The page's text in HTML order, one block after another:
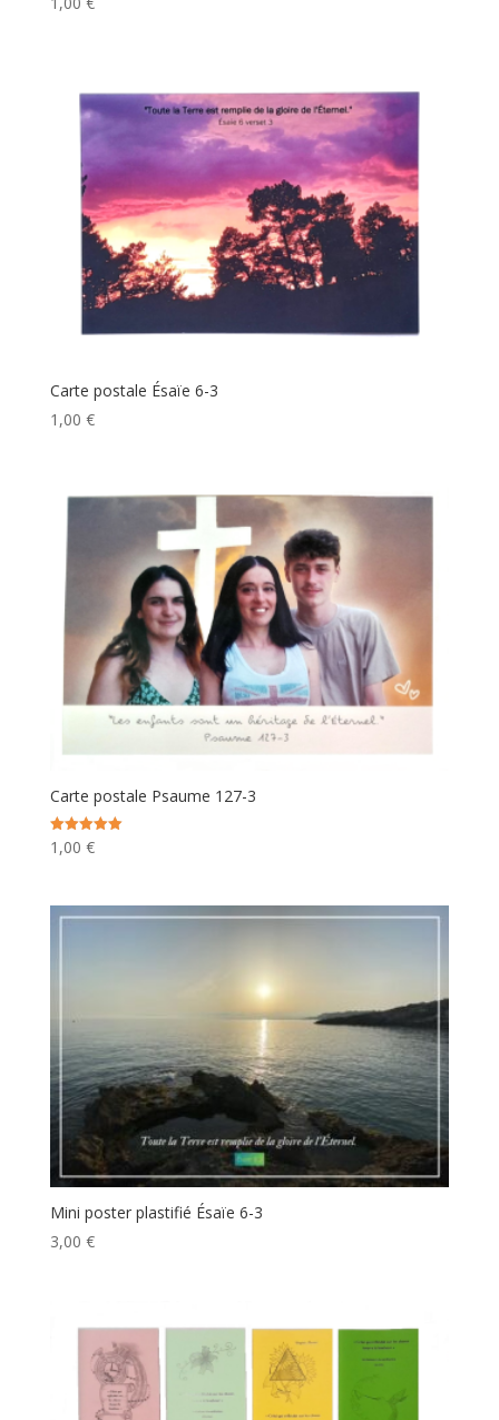
5.00
Carte postale Ésaïe 6-3
1,00 €
Carte postale Psaume 127-3
Note
5.00
1,00 €
Mini poster plastifié Ésaïe 6-3
3,00 €